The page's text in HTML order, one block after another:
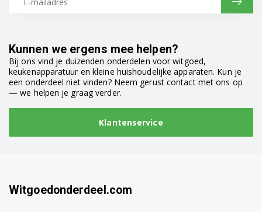
Miele W406SB
Miele W407SB
Miele W408SB
Miele W409SB
Miele W411SM
Kunnen we ergens mee helpen?
Bij ons vind je duizenden onderdelen voor witgoed,
keukenapparatuur en kleine huishoudelijke apparaten. Kun je
een onderdeel niet vinden? Neem gerust contact met ons op
— we helpen je graag verder.
Klantenservice
Witgoedonderdeel.com